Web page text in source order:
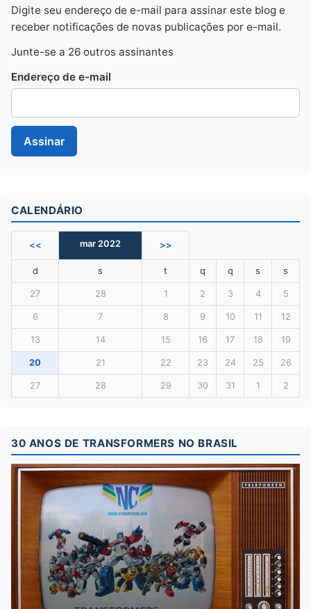
Digite seu endereço de e-mail para assinar este blog e
receber notificações de novas publicações por e-mail.
Junte-se a 26 outros assinantes
Endereço de e-mail
CALENDÁRIO
<< mar 2022 >>
d s t q q s s
27 28 1 2 3 4 5
6 7 8 9 10 11 12
13 14 15 16 17 18 19
20 21 22 23 24 25 26
27 28 29 30 31 1 2
30 ANOS DE TRANSFORMERS NO BRASIL